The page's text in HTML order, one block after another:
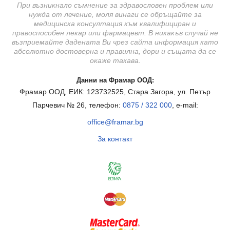
При възникнало съмнение за здравословен проблем или
нужда от лечение, моля винаги се обръщайте за
медицинска консултация към квалифициран и
правоспособен лекар или фармацевт. В никакъв случай не
възприемайте дадената Ви чрез сайта информация като
абсолютно достоверна и правилна, дори и същата да се
окаже такава.
Данни на Фрамар ООД:
Фрамар ООД, ЕИК: 123732525, Стара Загора, ул. Петър
Парчевич № 26, телефон: 0875 / 322 000, e-mail:
office@framar.bg
За контакт